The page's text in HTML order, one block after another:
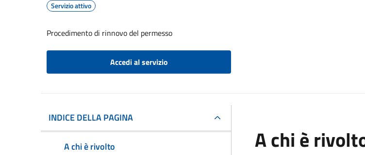
Servizio attivo
Procedimento di rinnovo del permesso
Accedi al servizio
INDICE DELLA PAGINA
A chi è rivolto
A chi è